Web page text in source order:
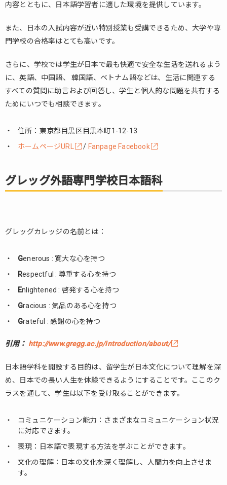
ッ
外
語
学
校
日
本
新
語
学
エ
グ
リ
ラ
ン
ゲ
ス
ー
ル
5.
と
め
内容とともに、日本語学習者に適した環境を提供しています。
また、日本の入試内容が近い特別授業も受講できるため、大学や専
門学校の合格率はとても高いです。
さらに、学校では学生が日本で最も快適で安全な生活を送れるよう
に、英語、中国語、 韓国語、ベトナム語などは、生活に関連する
すべての質問に助言および回答し、学生と個人的な問題を共有する
ためにいつでも相談できます。
住所：東京都目黒区目黒本町1-12-13
ホームページURL
/ Fanpage Facebook
グレッグ外語専門学校日本語科
グレッグカレッジの名前とは：
Generous : 寛大な心を持つ
Respectful : 尊重する心を持つ
Enlightened : 啓発する心を持つ
Gracious : 気品のある心を持つ
Grateful : 感謝の心を持つ
引用： http://www.gregg.ac.jp/introduction/about/
日本語学科を開設する目的は、留学生が日本文化について理解を深
め、日本での長い人生を体験できるようにすることです。ここのク
ラスを通して、学生は以下を受け取ることができます。
コミュニケーション能力：さまざまなコミュニケーション状況
に対応できます。
表現：日本語で表現する方法を学ぶことができます。
文化の理解：日本の文化を深く理解し、人間力を向上させま
す。